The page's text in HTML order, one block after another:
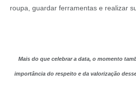
roupa, guardar ferramentas e realizar
Mais do que celebrar a data, o momento
importância do respeito e da valorização